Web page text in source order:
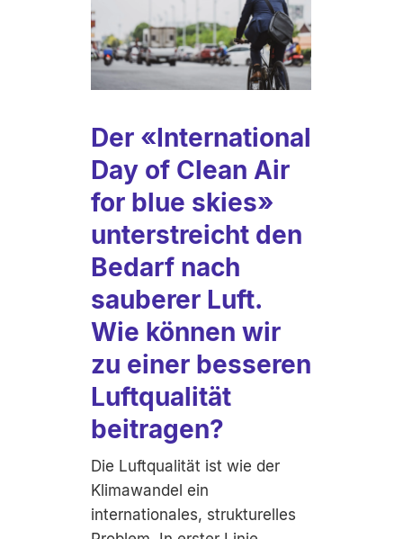
Der «International
Day of Clean Air
for blue skies»
unterstreicht den
Bedarf nach
sauberer Luft.
Wie können wir
zu einer besseren
Luftqualität
beitragen?
Die Luftqualität ist wie der
Klimawandel ein
internationales, strukturelles